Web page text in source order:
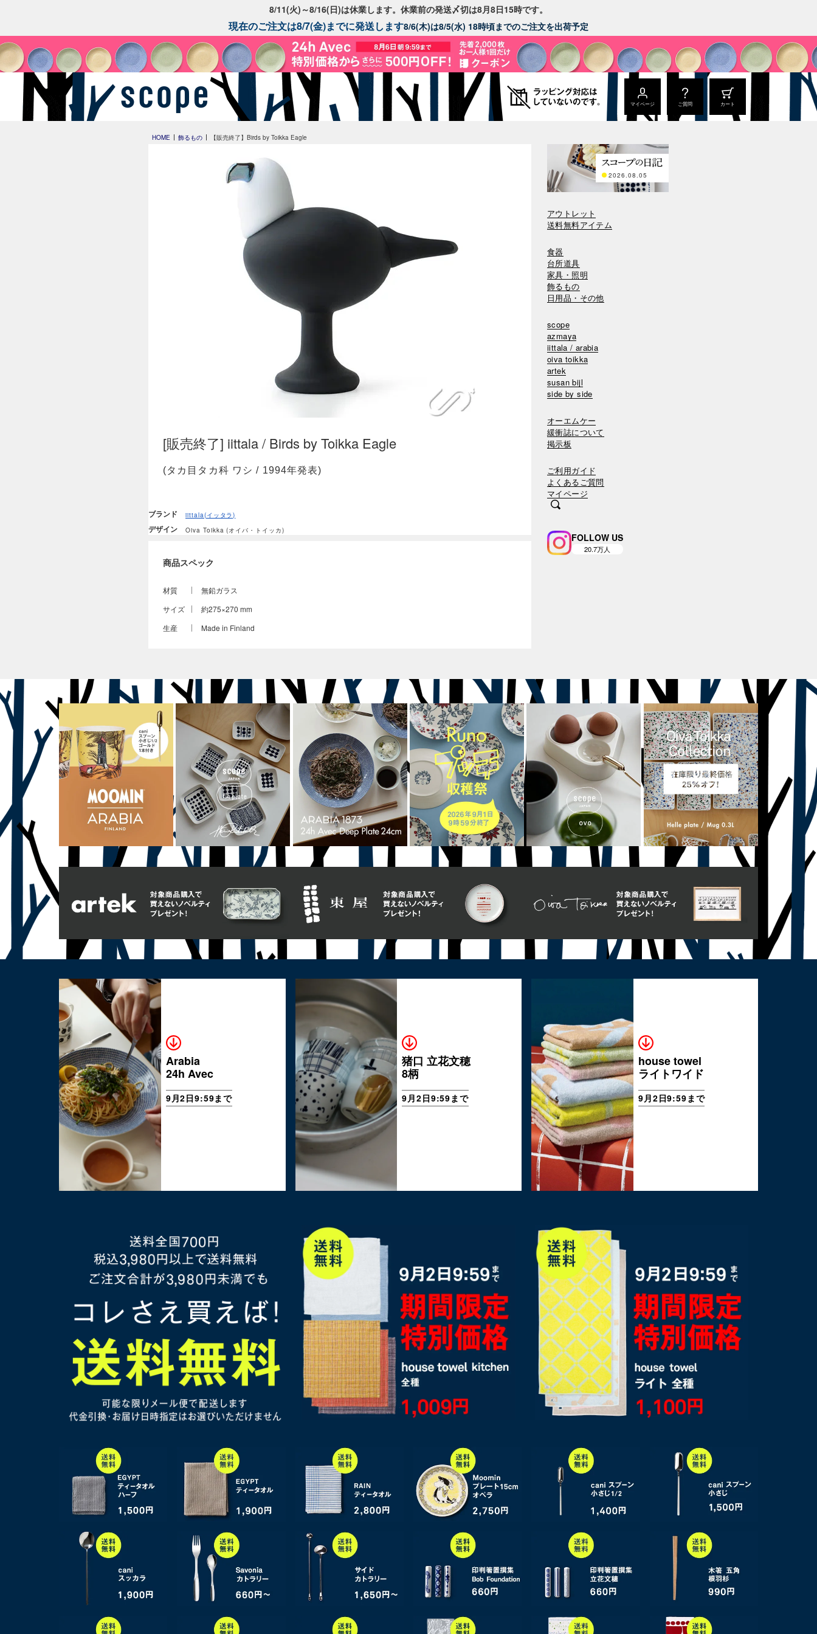
8/11(火)～8/16(日)は休業します。休業前の発送〆切は8月8日15時です。
現在のご注文は8/7(金)までに発送します8/6(木)は8/5(水) 18時頃までのご注文を出荷予定
マイページ ご質問 カート
HOME 飾るもの 【販売終了】Birds by Toikka Eagle
[販売終了] iittala / Birds by Toikka Eagle
(タカ目タカ科 ワシ / 1994年発表)
ブランド iittala(イッタラ)
デザイン Oiva Toikka (オイバ・トイッカ)
商品スペック
材質
無鉛ガラス
サイズ
約275×270 mm
生産
Made in Finland
2026.08.05
アウトレット
送料無料アイテム
食器
台所道具
家具・照明
飾るもの
日用品・その他
scope
azmaya
iittala / arabia
oiva toikka
artek
susan bijl
side by side
オーエムケー
緩衝誌について
掲示板
ご利用ガイド
よくあるご質問
マイページ
FOLLOW US
Arabia
24h Avec
9月2日9:59まで
猪口 立花文穂
8柄
9月2日9:59まで
house towel
ライトワイド
9月2日9:59まで